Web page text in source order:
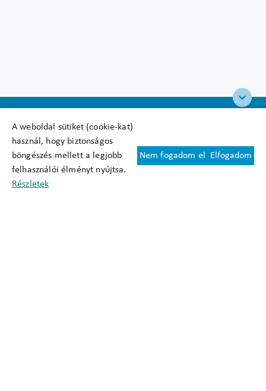
A weboldal sütiket (cookie-kat)
használ, hogy biztonságos
böngészés mellett a legjobb
felhasználói élményt nyújtsa.
Részletek
Nem fogadom el Elfogadom
Felhasználási feltételek